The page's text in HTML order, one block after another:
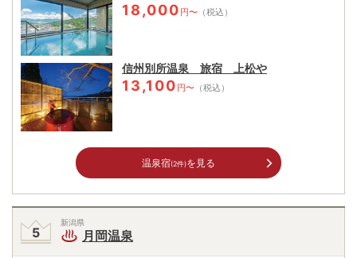
18,000 円〜 （税込）
信州別所温泉 旅宿 上松や
13,100 円〜 （税込）
温泉宿(2件)を見る
新潟県
月岡温泉